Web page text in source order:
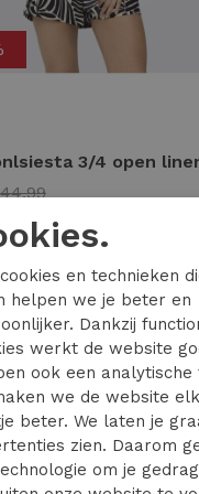
44,99
blazer is een
outfits.
er voor ieder type
heeft
en technieken
helpen we je beter en
Dankzij
werkt de website
ook een analytische
we de website
beter. We laten je
zien. Daarom
om je